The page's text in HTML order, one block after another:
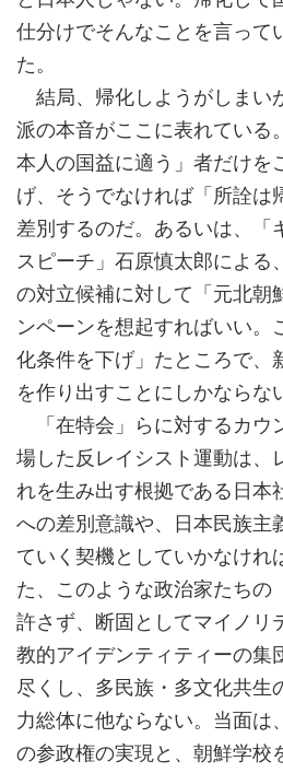
仕分けでそんなことを言って
た。
結局、帰化しようがしまい
派の本音がここに表れている
本人の国益に適う」者だけを
げ、そうでなければ「所詮は
差別するのだ。あるいは、「
スピーチ」石原慎太郎による
の対立候補に対して「元北朝
ンペーンを想起すればいい。
化条件を下げ」たところで、
を作り出すことにしかならな
「在特会」らに対するカウ
場した反レイシスト運動は、
れを生み出す根拠である日本
への差別意識や、日本民族主
ていく契機としていかなけれ
た、このような政治家たちの
許さず、断固としてマイノリ
教的アイデンティティーの集
尽くし、多民族・多文化共生
力総体に他ならない。当面は
の参政権の実現と、朝鮮学校